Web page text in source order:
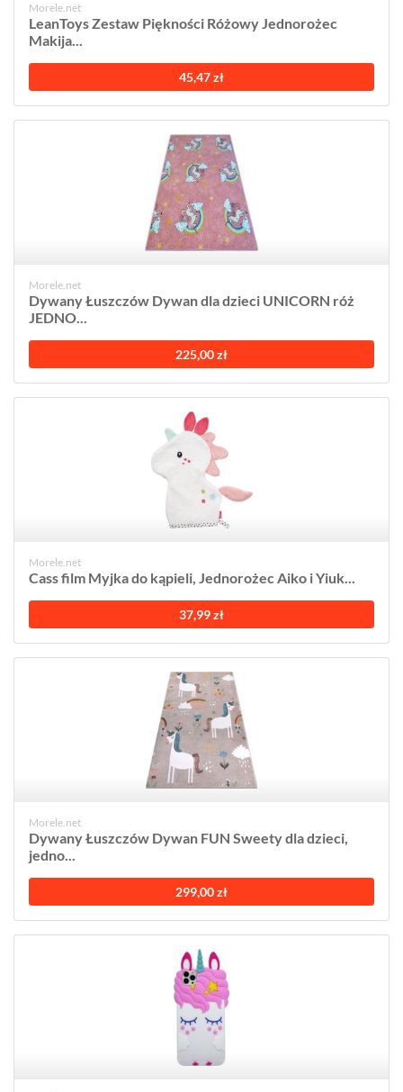
Morele.net
LeanToys Zestaw Piękności Różowy Jednorożec
Makija...
45,47 zł
Morele.net
Dywany Łuszczów Dywan dla dzieci UNICORN róż
JEDNO...
225,00 zł
Morele.net
Cass film Myjka do kąpieli, Jednorożec Aiko i Yiuk...
37,99 zł
Morele.net
Dywany Łuszczów Dywan FUN Sweety dla dzieci,
jedno...
299,00 zł